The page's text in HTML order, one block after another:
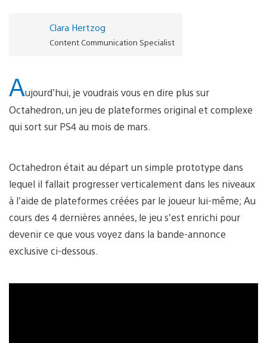
Clara Hertzog
Content Communication Specialist
Aujourd’hui, je voudrais vous en dire plus sur
Octahedron, un jeu de plateformes original et complexe
qui sort sur PS4 au mois de mars.
Octahedron était au départ un simple prototype dans
lequel il fallait progresser verticalement dans les niveaux
à l’aide de plateformes créées par le joueur lui-même; Au
cours des 4 dernières années, le jeu s’est enrichi pour
devenir ce que vous voyez dans la bande-annonce
exclusive ci-dessous.